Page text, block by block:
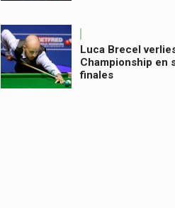
Luca Brecel
Championship en
finales